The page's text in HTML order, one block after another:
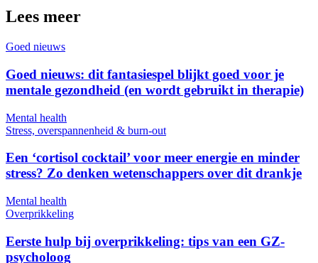
Lees meer
Goed nieuws
Goed nieuws: dit fantasiespel blijkt goed voor je
mentale gezondheid (en wordt gebruikt in therapie)
Mental health
Stress, overspannenheid & burn-out
Een ‘cortisol cocktail’ voor meer energie en minder
stress? Zo denken wetenschappers over dit drankje
Mental health
Overprikkeling
Eerste hulp bij overprikkeling: tips van een GZ-
psycholoog